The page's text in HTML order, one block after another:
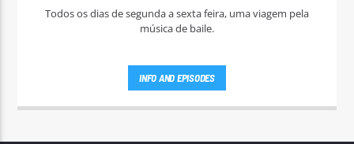
Todos os dias de segunda a sexta feira, uma viagem pela
música de baile.
INFO AND EPISODES